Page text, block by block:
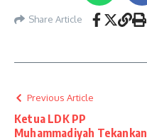
Share Article
Previous Article
Ketua LDK PP
Muhammadiyah Tekankan